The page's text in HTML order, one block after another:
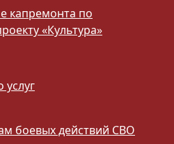
капремонта по
«Культура»
услуг
боевых действий СВО